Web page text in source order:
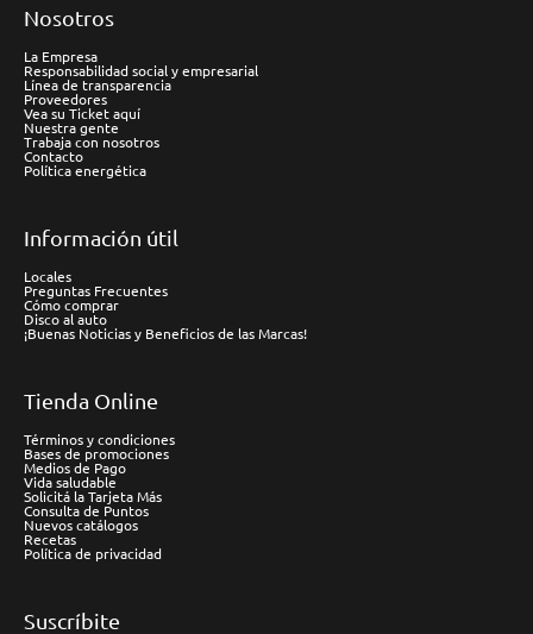
Nosotros
La Empresa
Responsabilidad social y empresarial
Línea de transparencia
Proveedores
Vea su Ticket aquí
Nuestra gente
Trabaja con nosotros
Contacto
Política energética
Información útil
Locales
Preguntas Frecuentes
Cómo comprar
Disco al auto
¡Buenas Noticias y Beneficios de las Marcas!
Tienda Online
Términos y condiciones
Bases de promociones
Medios de Pago
Vida saludable
Solicitá la Tarjeta Más
Consulta de Puntos
Nuevos catálogos
Recetas
Política de privacidad
Suscríbite